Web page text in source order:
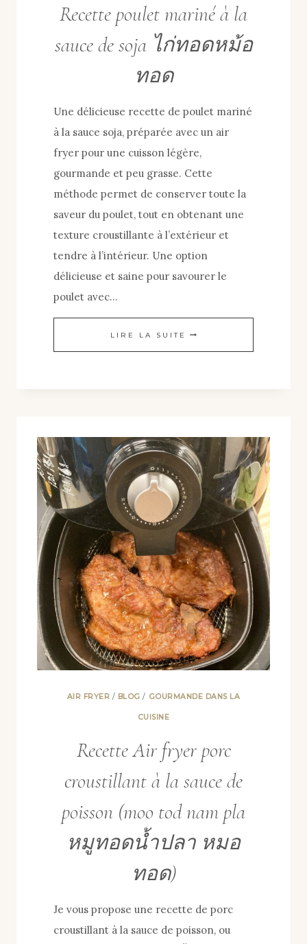
Recette poulet mariné à la
sauce de soja ไก่ทอดหม้อ
ทอด
Une délicieuse recette de poulet mariné
à la sauce soja, préparée avec un air
fryer pour une cuisson légère,
gourmande et peu grasse. Cette
méthode permet de conserver toute la
saveur du poulet, tout en obtenant une
texture croustillante à l’extérieur et
tendre à l’intérieur. Une option
délicieuse et saine pour savourer le
poulet avec…
LIRE LA SUITE RECETTE
POULET
SAUCE
DE
SOJA
ไก่
ทอด
หม้อ
ทอด
AIR FRYER / BLOG / GOURMANDE DANS LA
CUISINE
Recette Air fryer porc
croustillant à la sauce de
poisson (moo tod nam pla
หมูทอดน้ำปลา หมอ
ทอด)
Je vous propose une recette de porc
croustillant à la sauce de poisson, ou